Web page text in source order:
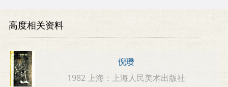
高度相关资料
倪瓒
1982 上海：上海人民美术出版社